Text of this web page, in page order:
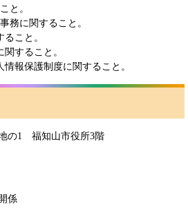
と。
務に関すること。
こと。
すること。
報保護制度に関すること。
の1 福知山市役所3階
係